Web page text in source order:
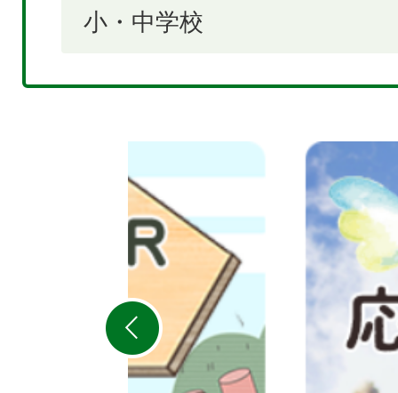
小・中学校
枚
目
の
ス
ラ
イ